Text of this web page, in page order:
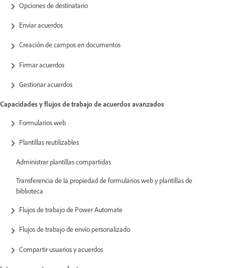
Opciones de destinatario
Enviar acuerdos
Creación de campos en documentos
Firmar acuerdos
Gestionar acuerdos
Capacidades y flujos de trabajo de acuerdos avanzados
Formularios web
Plantillas reutilizables
Administrar plantillas compartidas
Transferencia de la propiedad de formularios web y plantillas de
biblioteca
Flujos de trabajo de Power Automate
Flujos de trabajo de envío personalizado
Compartir usuarios y acuerdos